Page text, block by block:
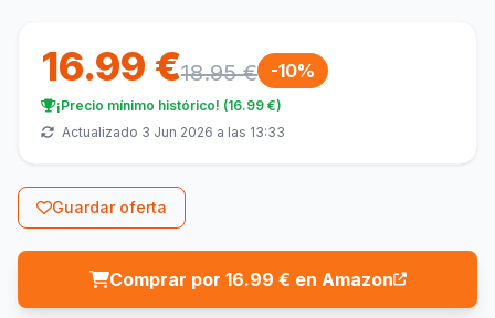
16.99 €18.95 € -10%
¡Precio mínimo histórico! (16.99 €)
Actualizado 3 Jun 2026 a las 13:33
Guardar oferta
Comprar por 16.99 € en Amazon